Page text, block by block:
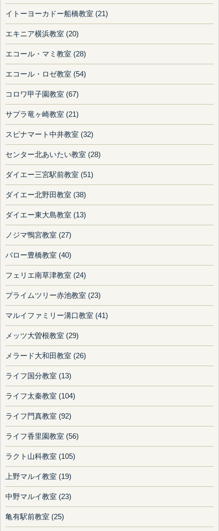
イトーヨーカドー船橋教室 (21)
エキニア横浜教室 (20)
エコール・マミ教室 (28)
エコール・ロゼ教室 (54)
コロワ甲子園教室 (67)
サプラ竜ヶ崎教室 (21)
スピナマート中井教室 (32)
センター北あいたい教室 (28)
ダイエー三宮駅前教室 (51)
ダイエー北野田教室 (38)
ダイエー東大島教室 (13)
ノジマ鴨宮教室 (27)
バロー豊橋教室 (40)
フェリエ南草津教室 (24)
プライムツリー赤池教室 (23)
マルイファミリー溝口教室 (41)
メッツ大曽根教室 (29)
メラード大和田教室 (26)
ライフ国分教室 (13)
ライフ太秦教室 (104)
ライフ門真教室 (92)
ライフ香里園教室 (56)
ラクト山科教室 (105)
上野マルイ教室 (19)
中野マルイ教室 (23)
亀有駅前教室 (25)